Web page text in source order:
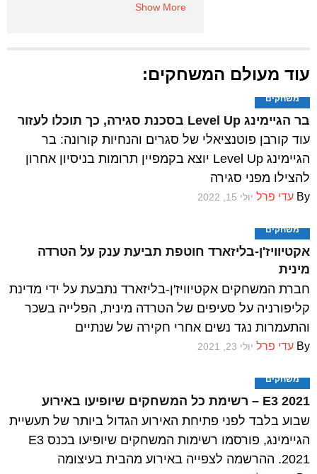
ומעריץ מספר 1 של שוהיי יושידה
Show More
עוד מעולם המשחקים:
משחקים
בר הגיימינג Level Up בסכנת סגירה, כך תוכלו לעזור
עוד קורבן פוטנציאלי של סגרים והנחיות קורונה: בר
הגיימינג Level Up יוצא בקמפיין תרומות בניסיון אחרון
להצילו מפני סגירה
By עדי פרל יולי 15, 2022
משחקים
אקטיוויז'ן-בליזארד חוטפת תביעת ענק על הטרדה
מינית
חברת המשחקים אקטיוויז'ן-בליזארד נתבעת על ידי מדינת
קליפורניה על סעיפים של הטרדה מינית, הפלייה בשכר
והתעמרות נגד נשים אחרי חקירה של שנתיים
By עדי פרל יולי 23, 2021
משחקים
E3 2021 – רשימת כל המשחקים שיופיעו באירוע
שבוע בלבד לפני פתיחת האירוע הגדול ביותר של תעשיית
הגיימינג, פורסמו רשימות המשחקים שיופיעו בכנס E3
2021. ההרשמה לצפייה באירוע מהבית בעיצומה